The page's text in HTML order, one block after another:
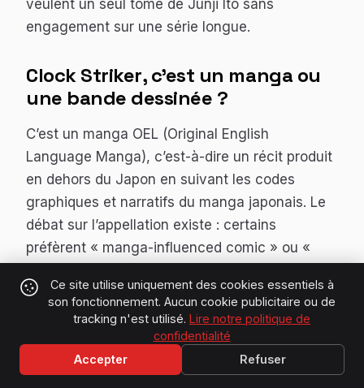
veulent un seul tome de Junji Ito sans
engagement sur une série longue.
Clock Striker, c’est un manga ou
une bande dessinée ?
C’est un manga OEL (Original English
Language Manga), c’est-à-dire un récit produit
en dehors du Japon en suivant les codes
graphiques et narratifs du manga japonais. Le
débat sur l’appellation existe : certains
préfèrent « manga-influenced comic » ou «
collection shonen, donc l’éditeur tranche en
faveur de « manga ».
Kids on the Slope
, c’est une
Ce site utilise uniquement des cookies essentiels à
son fonctionnement. Aucun cookie publicitaire ou de
tracking n'est utilisé. Lire notre politique de
confidentialité
Accepter
Refuser